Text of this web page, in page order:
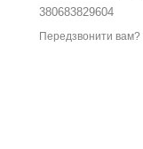
380683829604
Передзвонити вам?